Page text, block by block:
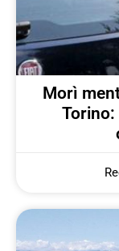
Morì
Torino: